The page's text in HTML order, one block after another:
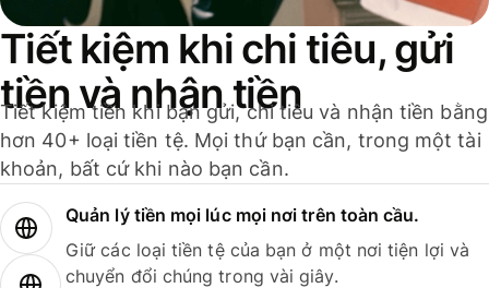
Tiết kiệm khi chi tiêu, gửi
tiền và nhận tiền
Tiết kiệm tiền khi bạn gửi, chi tiêu và nhận tiền bằng
hơn 40+ loại tiền tệ. Mọi thứ bạn cần, trong một tài
khoản, bất cứ khi nào bạn cần.
Quản lý tiền mọi lúc mọi nơi trên toàn cầu.
Giữ các loại tiền tệ của bạn ở một nơi tiện lợi và
chuyển đổi chúng trong vài giây.